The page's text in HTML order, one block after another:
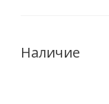
Наличие